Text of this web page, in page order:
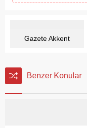
Gazete Akkent
Benzer Konular